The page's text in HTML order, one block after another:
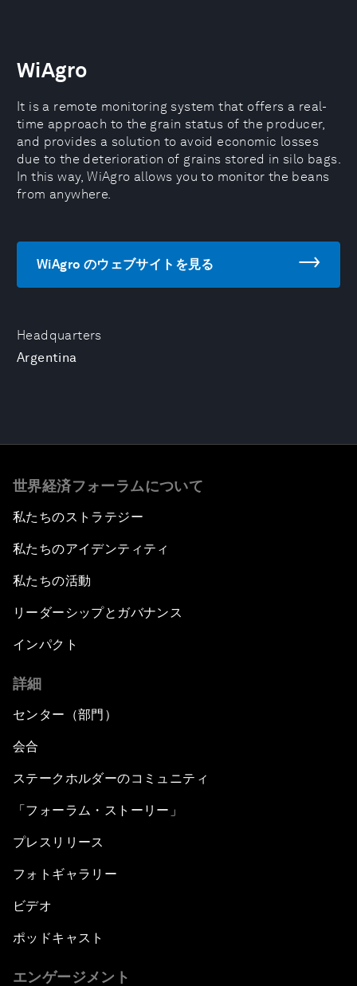
Headquarters
Argentina
WiAgro
It is a remote monitoring system that offers a real-
time approach to the grain status of the producer,
and provides a solution to avoid economic losses
due to the deterioration of grains stored in silo bags.
In this way, WiAgro allows you to monitor the beans
from anywhere.
WiAgro のウェブサイトを見る
世界経済フォーラムについて
私たちのストラテジー
私たちのアイデンティティ
私たちの活動
リーダーシップとガバナンス
インパクト
詳細
センター（部門）
会合
ステークホルダーのコミュニティ
「フォーラム・ストーリー」
プレスリリース
フォトギャラリー
ビデオ
ポッドキャスト
エンゲージメント